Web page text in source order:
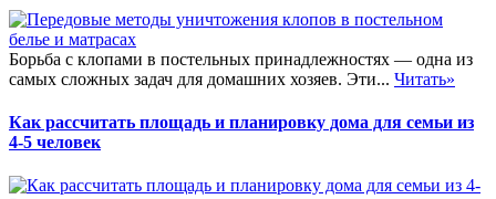
Борьба с клопами в постельных принадлежностях — одна из
самых сложных задач для домашних хозяев. Эти... Читать»
Как рассчитать площадь и планировку дома для семьи из
4-5 человек